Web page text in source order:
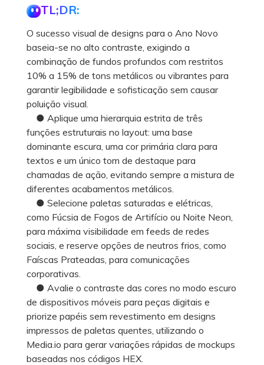
TL;DR:
O sucesso visual de designs para o Ano Novo
baseia-se no alto contraste, exigindo a
combinação de fundos profundos com restritos
10% a 15% de tons metálicos ou vibrantes para
garantir legibilidade e sofisticação sem causar
poluição visual.
● Aplique uma hierarquia estrita de três
funções estruturais no layout: uma base
dominante escura, uma cor primária clara para
textos e um único tom de destaque para
chamadas de ação, evitando sempre a mistura de
diferentes acabamentos metálicos.
● Selecione paletas saturadas e elétricas,
como Fúcsia de Fogos de Artifício ou Noite Neon,
para máxima visibilidade em feeds de redes
sociais, e reserve opções de neutros frios, como
Faíscas Prateadas, para comunicações
corporativas.
● Avalie o contraste das cores no modo escuro
de dispositivos móveis para peças digitais e
priorize papéis sem revestimento em designs
impressos de paletas quentes, utilizando o
Media.io para gerar variações rápidas de mockups
baseadas nos códigos HEX.